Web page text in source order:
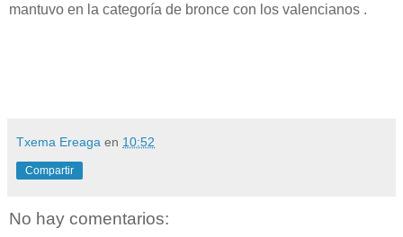
mantuvo en la categoría de bronce con los valencianos .
Txema Ereaga en 10:52
Compartir
No hay comentarios: